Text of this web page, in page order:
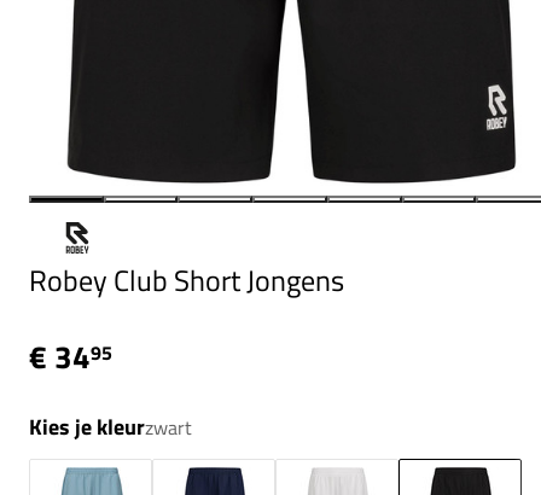
Robey Club Short Jongens
€ 3495
Kies je kleurzwart